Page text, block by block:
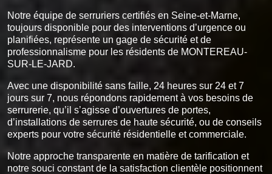
Notre équipe de serruriers certifiés en Seine-et-Marne,
toujours disponible pour des interventions d’urgence ou
planifiées, représente un gage de sécurité et de
professionnalisme pour les résidents de MONTEREAU-
SUR-LE-JARD.
Avec une disponibilité sans faille, 24 heures sur 24 et 7
jours sur 7, nous répondons rapidement à vos besoins de
serrurerie, qu’il s’agisse d’ouvertures de portes,
d’installations de serrures de haute sécurité, ou de conseils
experts pour votre sécurité résidentielle et commerciale.
Notre approche transparente en matière de tarification et
notre souci constant de la satisfaction clientèle positionnent